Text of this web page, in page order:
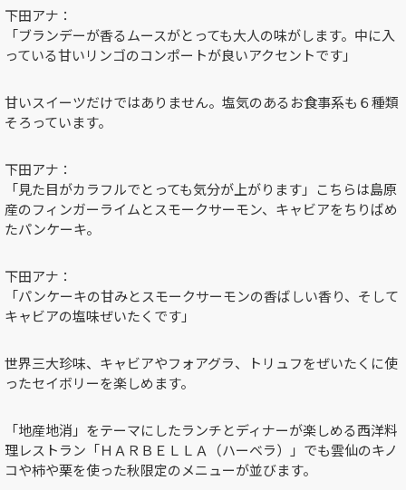
下田アナ：
「ブランデーが香るムースがとっても大人の味がします。中に入
っている甘いリンゴのコンポートが良いアクセントです」
甘いスイーツだけではありません。塩気のあるお食事系も６種類
そろっています。
下田アナ：
「見た目がカラフルでとっても気分が上がります」こちらは島原
産のフィンガーライムとスモークサーモン、キャビアをちりばめ
たパンケーキ。
下田アナ：
「パンケーキの甘みとスモークサーモンの香ばしい香り、そして
キャビアの塩味ぜいたくです」
世界三大珍味、キャビアやフォアグラ、トリュフをぜいたくに使
ったセイボリーを楽しめます。
「地産地消」をテーマにしたランチとディナーが楽しめる西洋料
理レストラン「ＨＡＲＢＥＬＬＡ（ハーベラ）」でも雲仙のキノ
コや柿や栗を使った秋限定のメニューが並びます。